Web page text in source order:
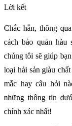
Lời kết
Chắc hẳn, thông
cách bảo quản
chúng tôi sẽ giúp
loại hải sản giàu
mắc hay câu hỏi
những thông tin
chính xác nhất!